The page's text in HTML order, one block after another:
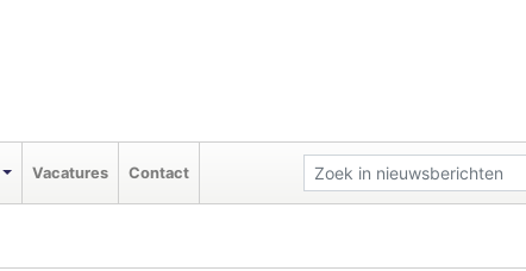
Vacatures Contact